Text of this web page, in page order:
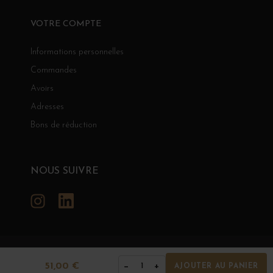
51,00 € − 1 + AJOUTER AU PANIER
VOTRE COMPTE
Informations personnelles
Commandes
Avoirs
Adresses
Bons de réduction
NOUS SUIVRE
Instagram
GRANDS BOURGOGNES